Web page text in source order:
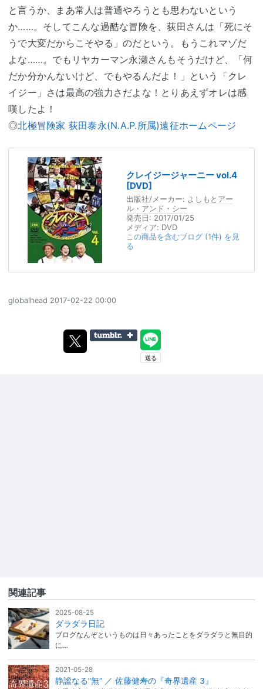
と言うか、まあ常人は普通やろうとも思わないという
か……。そしてこんな過酷な冒険を、荻田さんは「死にそ
うで大変だからこそやる」のだという。もうこれマゾだ
よな……。でもリヤカーマン永瀬さんもそうだけど、「何
だか分かんないけど、でもやるんだよ！」という「クレ
イジー」さは最高の強力さだよな！とりあえずオレは感
嘆したよ！
◎北極冒険家 荻田泰永(N.A.P.所属)遠征ホームページ
クレイジージャーニー vol.4
[DVD]
出版社/メーカー: よしもとアー
ル・アンド・シー
発売日: 2017/01/25
メディア: DVD
この商品を含むブログ (1件) を見
る
globalhead 2017-02-22 00:00
関連記事
2025-08-25
ダラダラ日記
ブログなんぞというものは日々あったことをダラダラと無目的
に…
2021-05-28
静謐なる”無” ／ 佐藤健寿の『奇界遺産 3』